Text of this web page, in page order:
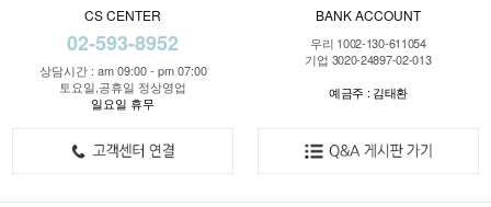
CS CENTER
02-593-8952
상담시간 : am 09:00 - pm 07:00
토요일,공휴일 정상영업
일요일 휴무
BANK ACCOUNT
우리 1002-130-611054
기업 3020-24897-02-013
예금주 : 김태환